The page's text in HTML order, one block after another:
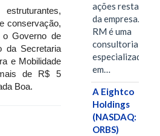
conservação,
o Governo de
da Secretaria
e Mobilidade
de R$ 5
Boa.
ações restantes
da empresa. A S-
RM é uma
consultoria
especializada
em…
A Eightco
Holdings
(NASDAQ:
ORBS)